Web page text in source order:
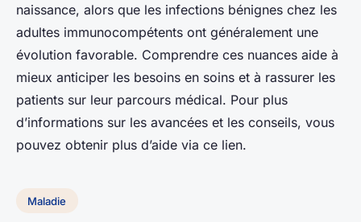
naissance, alors que les infections bénignes chez les
adultes immunocompétents ont généralement une
évolution favorable. Comprendre ces nuances aide à
mieux anticiper les besoins en soins et à rassurer les
patients sur leur parcours médical. Pour plus
d’informations sur les avancées et les conseils, vous
pouvez obtenir plus d’aide via ce lien.
Maladie